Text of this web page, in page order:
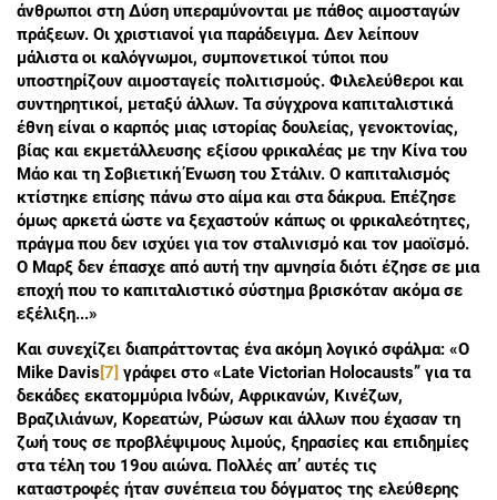
άνθρωποι στη Δύση υπεραμύνονται με πάθος αιμοσταγών
πράξεων. Οι χριστιανοί για παράδειγμα. Δεν λείπουν
μάλιστα οι καλόγνωμοι, συμπονετικοί τύποι που
υποστηρίζουν αιμοσταγείς πολιτισμούς. Φιλελεύθεροι και
συντηρητικοί, μεταξύ άλλων. Τα σύγχρονα καπιταλιστικά
έθνη είναι ο καρπός μιας ιστορίας δουλείας, γενοκτονίας,
βίας και εκμετάλλευσης εξίσου φρικαλέας με την Κίνα του
Μάο και τη Σοβιετική Ένωση του Στάλιν. Ο καπιταλισμός
κτίστηκε επίσης πάνω στο αίμα και στα δάκρυα. Επέζησε
όμως αρκετά ώστε να ξεχαστούν κάπως οι φρικαλεότητες,
πράγμα που δεν ισχύει για τον σταλινισμό και τον μαοϊσμό.
Ο Μαρξ δεν έπασχε από αυτή την αμνησία διότι έζησε σε μια
εποχή που το καπιταλιστικό σύστημα βρισκόταν ακόμα σε
εξέλιξη...»
Και συνεχίζει διαπράττοντας ένα ακόμη λογικό σφάλμα: «Ο
Μike Davis[7] γράφει στο «Late Victorian Holocausts” για τα
δεκάδες εκατομμύρια Ινδών, Αφρικανών, Κινέζων,
Βραζιλιάνων, Κορεατών, Ρώσων και άλλων που έχασαν τη
ζωή τους σε προβλέψιμους λιμούς, ξηρασίες και επιδημίες
στα τέλη του 19ου αιώνα. Πολλές απ’ αυτές τις
καταστροφές ήταν συνέπεια του δόγματος της ελεύθερης